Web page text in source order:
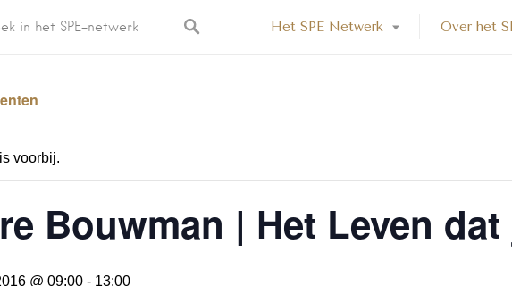
Het SPE Netwerk Over het
voorbij.
Bouwman | Het Leven
@ 09:00 - 13:00